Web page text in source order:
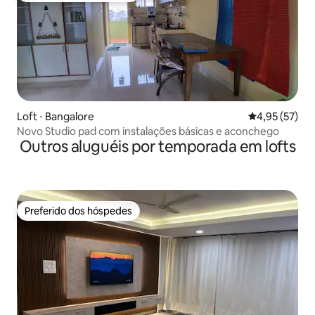
Loft ⋅ Bangalore 4,95 de uma
4,95 (57)
Novo Studio pad com instalações básicas e aconchego
Outros aluguéis por temporada em lofts
Preferido dos hóspedes
Preferido dos hóspedes